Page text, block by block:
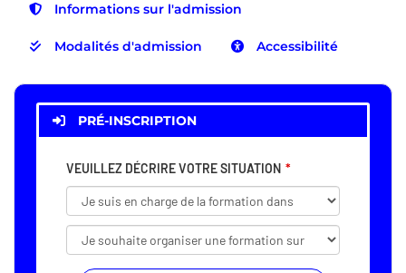
Informations sur l'admission
Modalités d'admission Accessibilité
PRÉ-INSCRIPTION
VEUILLEZ DÉCRIRE VOTRE SITUATION